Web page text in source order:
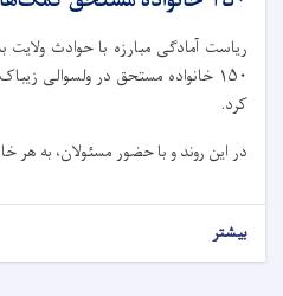
ریاست آمادگی مبارزه با حوادث
۱۵۰ خانواده مستحق در ولسوالی
کرد.
در این روند و با حضور مسئولان، به هر
بیشتر